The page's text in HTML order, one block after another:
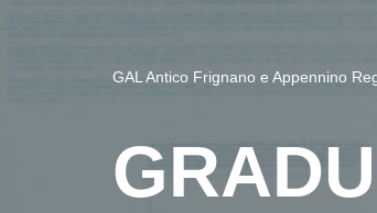
GAL Antico Frignano e Appennino